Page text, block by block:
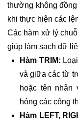
thường không
khi thực hiện các
Các hàm xử lý
giúp làm sạch dữ
Hàm TRIM:
và giữa các từ
hoặc tên
hỏng các công
Hàm LEFT,